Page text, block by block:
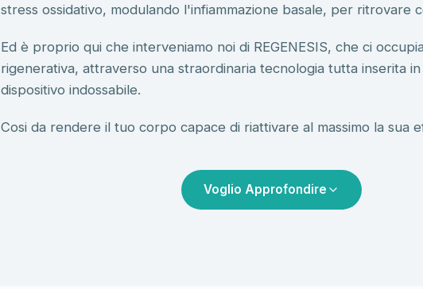
stress ossidativo, modulando l'infiammazione basale, per ritrovare
Ed è proprio qui che interveniamo noi di REGENESIS, che ci
rigenerativa, attraverso una straordinaria tecnologia tutta inserita
dispositivo indossabile.
Cosi da rendere il tuo corpo capace di riattivare al massimo la sua
Voglio Approfondire